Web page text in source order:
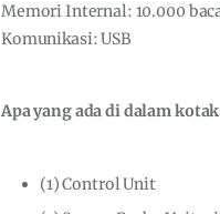
Memori Internal: 10.000
Komunikasi: USB
Apa yang ada di dalam
(1) Control Unit